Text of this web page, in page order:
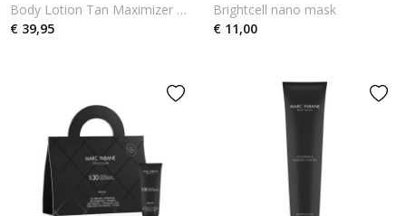
Body Lotion Tan Maximizer & Extender 175ml
€ 39,95
Brightcell nano mask
€ 11,00